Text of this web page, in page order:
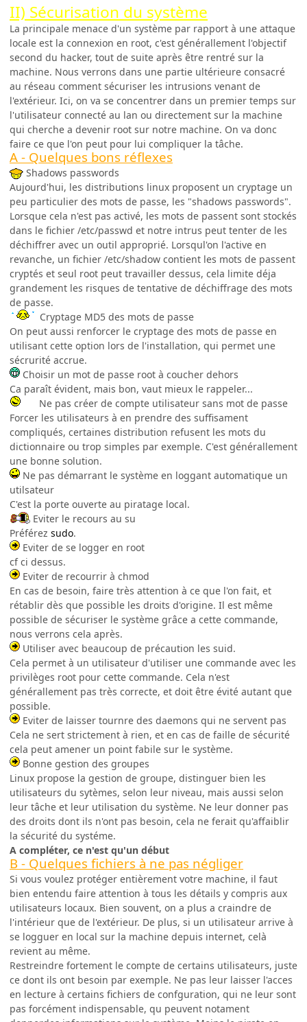
II) Sécurisation du système
La principale menace d'un système par rapport à une attaque
locale est la connexion en root, c'est générallement l'objectif
second du hacker, tout de suite après être rentré sur la
machine. Nous verrons dans une partie ultérieure consacré
au réseau comment sécuriser les intrusions venant de
l'extérieur. Ici, on va se concentrer dans un premier temps sur
l'utilisateur connecté au lan ou directement sur la machine
qui cherche a devenir root sur notre machine. On va donc
faire ce que l'on peut pour lui compliquer la tâche.
A - Quelques bons réflexes
Shadows passwords
Aujourd'hui, les distributions linux proposent un cryptage un
peu particulier des mots de passe, les "shadows passwords".
Lorsque cela n'est pas activé, les mots de passent sont stockés
dans le fichier /etc/passwd et notre intrus peut tenter de les
déchiffrer avec un outil approprié. Lorsqul'on l'active en
revanche, un fichier /etc/shadow contient les mots de passent
cryptés et seul root peut travailler dessus, cela limite déja
grandement les risques de tentative de déchiffrage des mots
de passe.
Cryptage MD5 des mots de passe
On peut aussi renforcer le cryptage des mots de passe en
utilisant cette option lors de l'installation, qui permet une
sécrurité accrue.
Choisir un mot de passe root à coucher dehors
Ca paraît évident, mais bon, vaut mieux le rappeler...
Ne pas créer de compte utilisateur sans mot de passe
Forcer les utilisateurs à en prendre des suffisament
compliqués, certaines distribution refusent les mots du
dictionnaire ou trop simples par exemple. C'est générallement
une bonne solution.
Ne pas démarrant le système en loggant automatique un
utilsateur
C'est la porte ouverte au piratage local.
Eviter le recours au su
Préférez sudo.
Eviter de se logger en root
cf ci dessus.
Eviter de recourrir à chmod
En cas de besoin, faire très attention à ce que l'on fait, et
rétablir dès que possible les droits d'origine. Il est même
possible de sécuriser le système grâce a cette commande,
nous verrons cela après.
Utiliser avec beaucoup de précaution les suid.
Cela permet à un utilisateur d'utiliser une commande avec les
privilèges root pour cette commande. Cela n'est
générallement pas très correcte, et doit être évité autant que
possible.
Eviter de laisser tournre des daemons qui ne servent pas
Cela ne sert strictement à rien, et en cas de faille de sécurité
cela peut amener un point fabile sur le système.
Bonne gestion des groupes
Linux propose la gestion de groupe, distinguer bien les
utilisateurs du sytèmes, selon leur niveau, mais aussi selon
leur tâche et leur utilisation du système. Ne leur donner pas
des droits dont ils n'ont pas besoin, cela ne ferait qu'affaiblir
la sécurité du systéme.
A compléter, ce n'est qu'un début
B - Quelques fichiers à ne pas négliger
Si vous voulez protéger entièrement votre machine, il faut
bien entendu faire attention à tous les détails y compris aux
utilisateurs locaux. Bien souvent, on a plus a craindre de
l'intérieur que de l'extérieur. De plus, si un utilisateur arrive à
se logguer en local sur la machine depuis internet, celà
revient au même.
Restreindre fortement le compte de certains utilisateurs, juste
ce dont ils ont besoin par exemple. Ne pas leur laisser l'acces
en lecture à certains fichiers de confguration, qui ne leur sont
pas forcément indispensable, qu peuvent notament